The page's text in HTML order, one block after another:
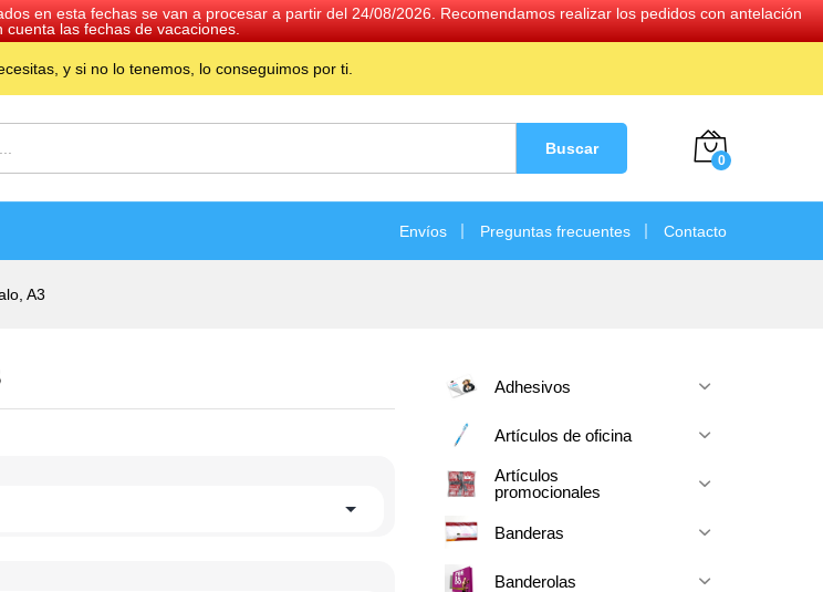
en esta fechas se van a procesar a partir del 24/08/2026. Recomendamos realizar los pedidos con antelación
cuenta las fechas de vacaciones.
y si no lo tenemos, lo conseguimos por ti.
Buscar
0
Envíos Preguntas frecuentes Contacto
A3
Adhesivos
Artículos de oficina
Artículos
promocionales
Banderas
Banderolas